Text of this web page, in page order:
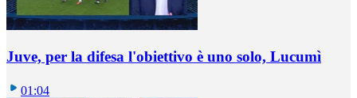
Juve, per la difesa l'obiettivo è uno solo, Lucumì
01:04